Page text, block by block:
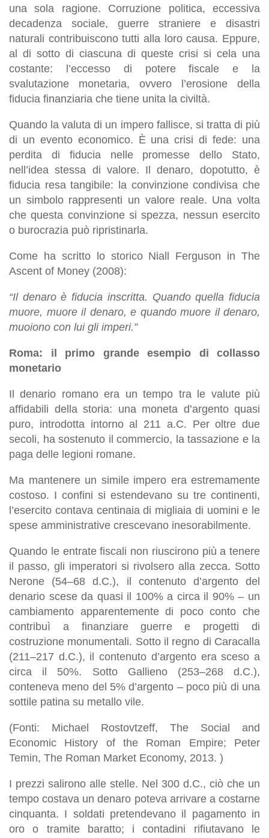
una sola ragione. Corruzione politica, eccessiva
decadenza sociale, guerre straniere e disastri
naturali contribuiscono tutti alla loro causa. Eppure,
al di sotto di ciascuna di queste crisi si cela una
costante: l’eccesso di potere fiscale e la
svalutazione monetaria, ovvero l’erosione della
fiducia finanziaria che tiene unita la civiltà.
Quando la valuta di un impero fallisce, si tratta di più
di un evento economico. È una crisi di fede: una
perdita di fiducia nelle promesse dello Stato,
nell’idea stessa di valore. Il denaro, dopotutto, è
fiducia resa tangibile: la convinzione condivisa che
un simbolo rappresenti un valore reale. Una volta
che questa convinzione si spezza, nessun esercito
o burocrazia può ripristinarla.
Come ha scritto lo storico Niall Ferguson in The
Ascent of Money (2008):
“Il denaro è fiducia inscritta. Quando quella fiducia
muore, muore il denaro, e quando muore il denaro,
muoiono con lui gli imperi.”
Roma: il primo grande esempio di collasso
monetario
Il denario romano era un tempo tra le valute più
affidabili della storia: una moneta d’argento quasi
puro, introdotta intorno al 211 a.C. Per oltre due
secoli, ha sostenuto il commercio, la tassazione e la
paga delle legioni romane.
Ma mantenere un simile impero era estremamente
costoso. I confini si estendevano su tre continenti,
l’esercito contava centinaia di migliaia di uomini e le
spese amministrative crescevano inesorabilmente.
Quando le entrate fiscali non riuscirono più a tenere
il passo, gli imperatori si rivolsero alla zecca. Sotto
Nerone (54–68 d.C.), il contenuto d’argento del
denario scese da quasi il 100% a circa il 90% – un
cambiamento apparentemente di poco conto che
contribuì a finanziare guerre e progetti di
costruzione monumentali. Sotto il regno di Caracalla
(211–217 d.C.), il contenuto d’argento era sceso a
circa il 50%. Sotto Gallieno (253–268 d.C.),
conteneva meno del 5% d’argento – poco più di una
sottile patina su metallo vile.
(Fonti: Michael Rostovtzeff, The Social and
Economic History of the Roman Empire; Peter
Temin, The Roman Market Economy, 2013. )
I prezzi salirono alle stelle. Nel 300 d.C., ciò che un
tempo costava un denaro poteva arrivare a costarne
cinquanta. I soldati pretendevano il pagamento in
oro o tramite baratto; i contadini rifiutavano le